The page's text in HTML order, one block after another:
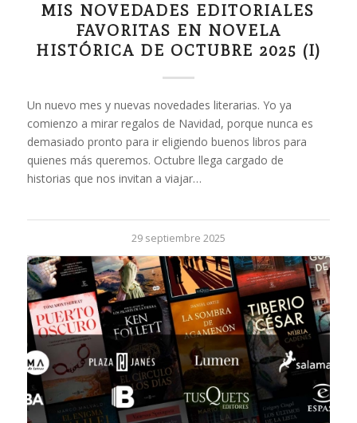
MIS NOVEDADES EDITORIALES
FAVORITAS EN NOVELA
HISTÓRICA DE OCTUBRE 2025 (I)
Un nuevo mes y nuevas novedades literarias. Yo ya
comienzo a mirar regalos de Navidad, porque nunca es
demasiado pronto para ir eligiendo buenos libros para
quienes más queremos. Octubre llega cargado de
historias que nos invitan a viajar…
29 septiembre 2025